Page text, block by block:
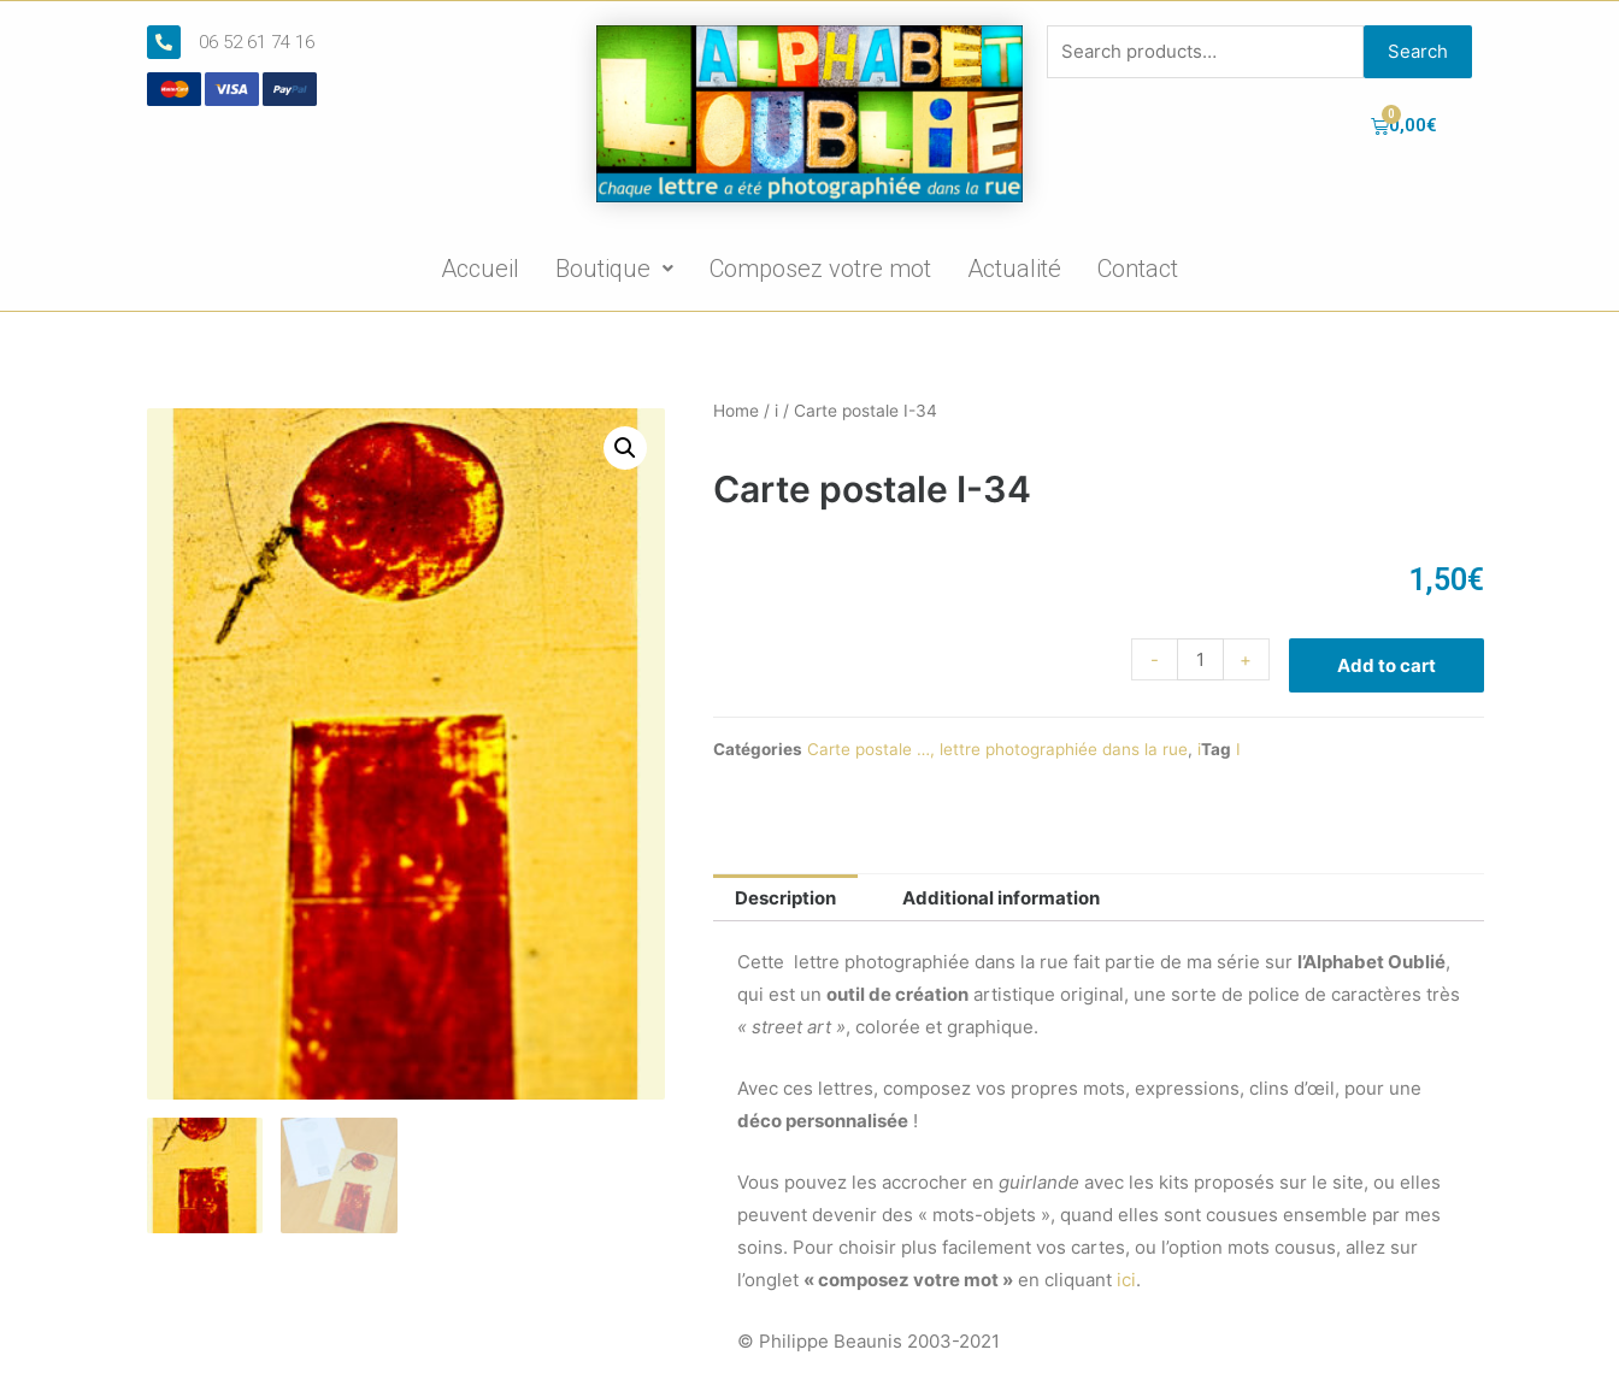
06 52 61 74 16 Search
0,00€
Accueil Boutique Composez votre mot Actualité Contact
Home / i / Carte postale I-34
Carte postale I-34
1,50€
- + Add to cart
Catégories Carte postale …, lettre photographiée dans la rue, iTag I
Description Additional information
Cette lettre photographiée dans la rue fait partie de ma série sur l’Alphabet Oublié,
qui est un outil de création artistique original, une sorte de police de caractères très
« street art », colorée et graphique.
Avec ces lettres, composez vos propres mots, expressions, clins d’œil, pour une
déco personnalisée !
Vous pouvez les accrocher en guirlande avec les kits proposés sur le site, ou elles
peuvent devenir des « mots-objets », quand elles sont cousues ensemble par mes
soins. Pour choisir plus facilement vos cartes, ou l’option mots cousus, allez sur
l’onglet « composez votre mot » en cliquant ici.
© Philippe Beaunis 2003-2021